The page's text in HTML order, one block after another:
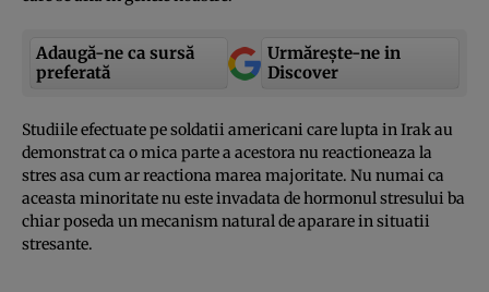
Adaugă-ne ca sursă
preferată
Urmărește-ne in
Discover
Studiile efectuate pe soldatii americani care lupta in Irak au
demonstrat ca o mica parte a acestora nu reactioneaza la
stres asa cum ar reactiona marea majoritate. Nu numai ca
aceasta minoritate nu este invadata de hormonul stresului ba
chiar poseda un mecanism natural de aparare in situatii
stresante.